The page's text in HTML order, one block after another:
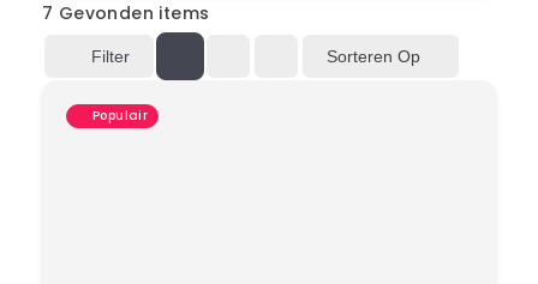
7 Gevonden items
Filter Sorteren Op
Populair